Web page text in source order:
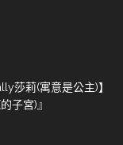
莎莉(寓意是公主)】
子宮)』